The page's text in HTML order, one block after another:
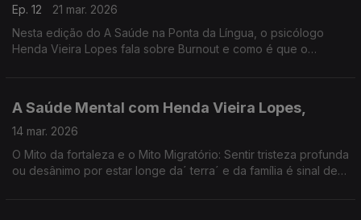
Ep. 12
21 mar. 2026
Nesta edição do A Saúde na Ponta da Língua, o psicólogo
Henda Vieira Lopes fala sobre Burnout e como é que o
A Saúde Mental com Henda Vieira Lopes,
14 mar. 2026
O Mito da fortaleza e o Mito Migratório: Sentir tristeza profunda
ou desânimo por estar longe da´ terra´ e da família é sinal de